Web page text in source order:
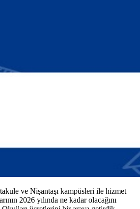
ve Nişantaşı kampüsleri ile hizmet
2026 yılında ne kadar olacağını